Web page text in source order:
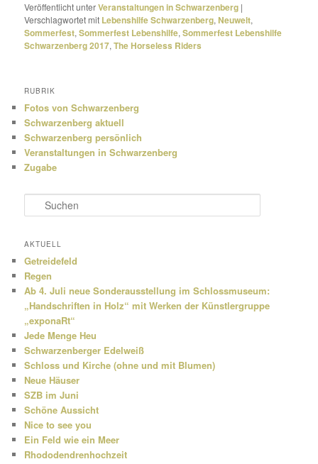
Veröffentlicht unterVeranstaltungen in Schwarzenberg |
Verschlagwortet mit Lebenshilfe Schwarzenberg,Neuwelt,
Sommerfest,Sommerfest Lebenshilfe,Sommerfest Lebenshilfe
Schwarzenberg 2017,The Horseless Riders
RUBRIK
Fotos von Schwarzenberg
Schwarzenberg aktuell
Schwarzenberg persönlich
Veranstaltungen in Schwarzenberg
Zugabe
u
h
n
AKTUELL
Getreidefeld
Regen
Ab 4. Juli neue Sonderausstellung im Schlossmuseum:
„Handschriften in Holz“ mit Werken der Künstlergruppe
„exponaRt“
Jede Menge Heu
Schwarzenberger Edelweiß
Schloss und Kirche (ohne und mit Blumen)
Neue Häuser
SZB im Juni
Schöne Aussicht
Nice to see you
Ein Feld wie ein Meer
Rhododendrenhochzeit